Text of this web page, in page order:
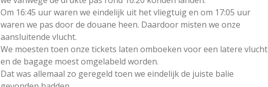
Om 16:45 uur waren we eindelijk uit het vliegtuig en om 17:05 uur
waren we pas door de douane heen. Daardoor misten we onze
aansluitende vlucht.
We moesten toen onze tickets laten omboeken voor een latere vlucht
en de bagage moest omgelabeld worden.
Dat was allemaal zo geregeld toen we eindelijk de juiste balie